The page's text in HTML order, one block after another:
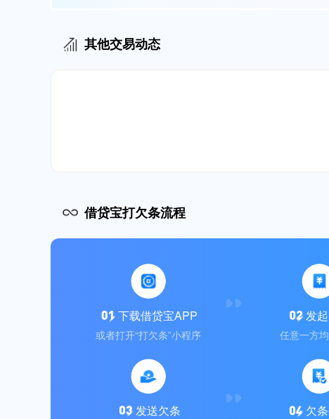
其他交易动态
借贷宝打欠条流程
下载借贷宝APP
或者打开“打欠条”小程序
发
任意一方
发送欠条 欠